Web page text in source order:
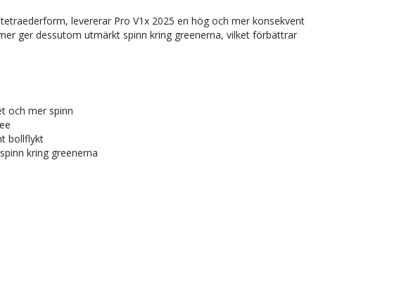
levererar Pro V1x 2025 en hög och mer konsekvent
ger dessutom utmärkt spinn kring greenerna, vilket förbättrar
och mer spinn
bollflykt
kring greenerna